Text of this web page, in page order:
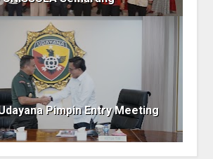
Pimpin Entry Meeting